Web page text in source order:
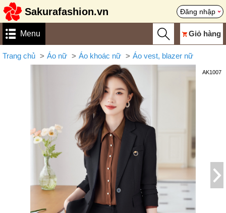
Sakurafashion.vn Đăng nhập
Menu Giỏ hàng
Trang chủ Áo nữ Áo khoác nữ Áo vest, blazer nữ
AK1007